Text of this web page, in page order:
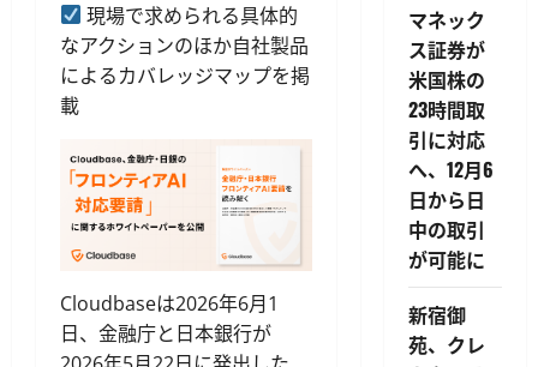
現場で求められる具体的
なアクションのほか自社製品
によるカバレッジマップを掲
載
Cloudbaseは2026年6月1
日、金融庁と日本銀行が
マネック
ス証券が
米国株の
23時間取
引に対応
へ、12月6
日から日
中の取引
が可能に
新宿御
苑、クレ